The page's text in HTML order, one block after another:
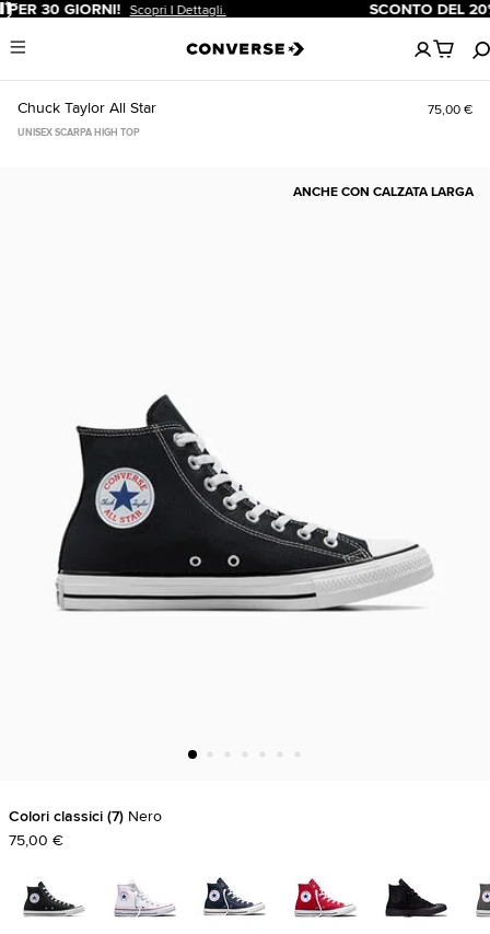
Pause SCONTO DEL 20% PER I NUOVI CLIENTI. Iscriviti Ora!
Menu
Nessun
articoli
nel
Chuck Taylor All Star 75,00 €
UNISEX SCARPA HIGH TOP
ANCHE CON CALZATA LARGA
Colori classici 7 Nero
75,00 €